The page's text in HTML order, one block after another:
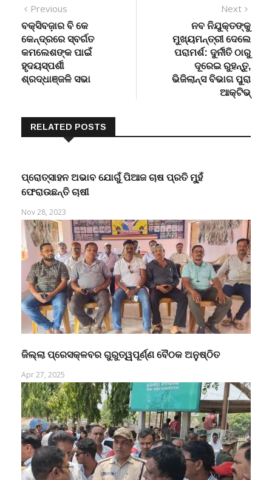
Post
navigation
Previous
post:
ବକ୍ସିବଜ଼ାର ବି କେ
କେନ୍ଦ୍ରରେ ସ୍ବର୍ଗତ
କମଲେଶଙ୍କ ପାଇଁ
ହୃଦୟସ୍ପର୍ଶୀ
ଶ୍ରଦ୍ଧାଞ୍ଜଳି ସଭା
Next
post:
ନବ ନିଯୁକ୍ତଙ୍କୁ
ମୁଖ୍ୟମନ୍ତ୍ରୀ ଦେଲେ
ପରାମର୍ଶ: ଦୁର୍ନୀତି ଠାରୁ
ଦୂରେଇ ରୁହନ୍ତୁ,
ଭିଜିଲାନ୍ସ ବିଭାଗ ପୁରା
ଆକ୍ଟିଭ୍
RELATED POSTS
ପ୍ରୋତ୍ସାହନ ଅଭାବ ଯୋଗୁଁ ପିଆଜ ଚାଷ ପ୍ରତି ମୁ୍ହଁ
ଫେରାଉଛନ୍ତି ଚାଷୀ
Nov 28, 2023
ଜିଲ୍ଲା ପ୍ରେସକ୍ଳବର ଗୁରୁତ୍ୱପୂର୍ଣ୍ଣ ବୈଠକ ଅନୁଷ୍ଠିତ
Apr 27, 2025